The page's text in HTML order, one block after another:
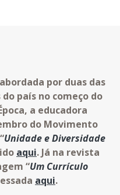
por duas das
país no começo do
a educadora
do Movimento
Unidade e Diversidade
aqui. Já na revista
“Um Currículo
aqui.